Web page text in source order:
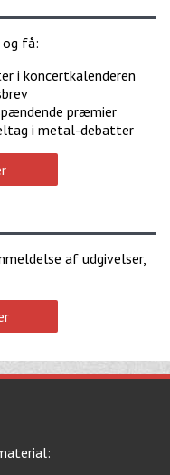
få:
i koncertkalenderen
præmier
i metal-debatter
af udgivelser,